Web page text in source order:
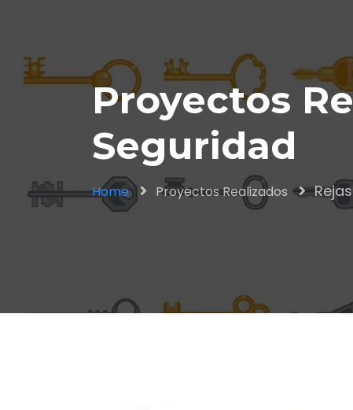
Proyectos
Seguridad
Home Proyectos Realizados